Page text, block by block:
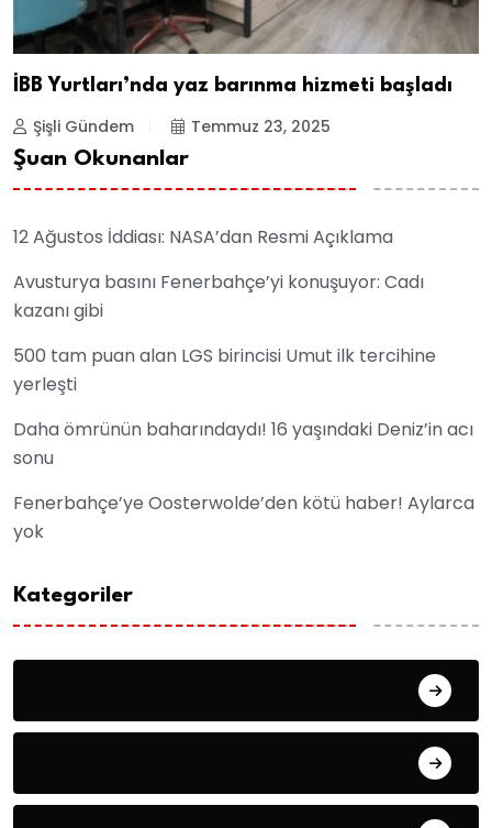
İBB Yurtları’nda yaz barınma hizmeti başladı
Şişli Gündem
Temmuz 23, 2025
Şuan Okunanlar
12 Ağustos İddiası: NASA’dan Resmi Açıklama
Avusturya basını Fenerbahçe’yi konuşuyor: Cadı
kazanı gibi
500 tam puan alan LGS birincisi Umut ilk tercihine
yerleşti
Daha ömrünün baharındaydı! 16 yaşındaki Deniz’in acı
sonu
Fenerbahçe’ye Oosterwolde’den kötü haber! Aylarca
yok
Kategoriler